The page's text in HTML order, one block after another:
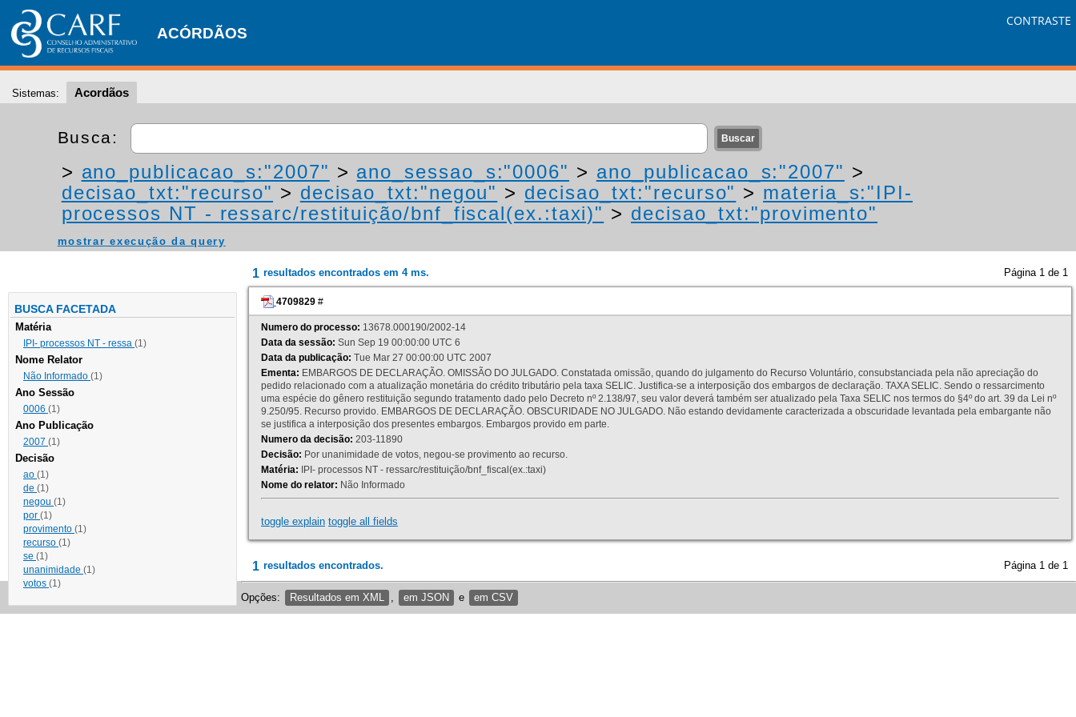
ACÓRDÃOS
CONTRASTE
Sistemas: Acordãos
Busca:
> ano_publicacao_s:"2007" > ano_sessao_s:"0006" > ano_publicacao_s:"2007" >
decisao_txt:"recurso" > decisao_txt:"negou" > decisao_txt:"recurso" > materia_s:"IPI-
processos NT - ressarc/restituição/bnf_fiscal(ex.:taxi)" > decisao_txt:"provimento"
mostrar execução da query
BUSCA FACETADA
Matéria
IPI- processos NT - ressa (1)
Nome Relator
Não Informado (1)
Ano Sessão
0006 (1)
Ano Publicação
2007 (1)
Decisão
ao (1)
de (1)
negou (1)
por (1)
provimento (1)
recurso (1)
se (1)
unanimidade (1)
votos (1)
1 resultados encontrados em 4 ms. Página 1 de 1
4709829 #
Numero do processo: 13678.000190/2002-14
Data da sessão: Sun Sep 19 00:00:00 UTC 6
Data da publicação: Tue Mar 27 00:00:00 UTC 2007
Ementa: EMBARGOS DE DECLARAÇÃO. OMISSÃO DO JULGADO. Constatada omissão, quando do julgamento do Recurso Voluntário, consubstanciada pela não apreciação do
pedido relacionado com a atualização monetária do crédito tributário pela taxa SELIC. Justifica-se a interposição dos embargos de declaração. TAXA SELIC. Sendo o ressarcimento
uma espécie do gênero restituição segundo tratamento dado pelo Decreto nº 2.138/97, seu valor deverá também ser atualizado pela Taxa SELIC nos termos do §4º do art. 39 da Lei nº
9.250/95. Recurso provido. EMBARGOS DE DECLARAÇÃO. OBSCURIDADE NO JULGADO. Não estando devidamente caracterizada a obscuridade levantada pela embargante não
se justifica a interposição dos presentes embargos. Embargos provido em parte.
Numero da decisão: 203-11890
Decisão: Por unanimidade de votos, negou-se provimento ao recurso.
Matéria: IPI- processos NT - ressarc/restituição/bnf_fiscal(ex.:taxi)
Nome do relator: Não Informado
toggle explain toggle all fields
1 resultados encontrados. Página 1 de 1
Opções: Resultados em XML em JSON e em CSV